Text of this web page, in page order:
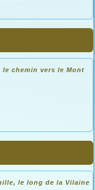
chemin vers le Mont
le long de la Vilaine